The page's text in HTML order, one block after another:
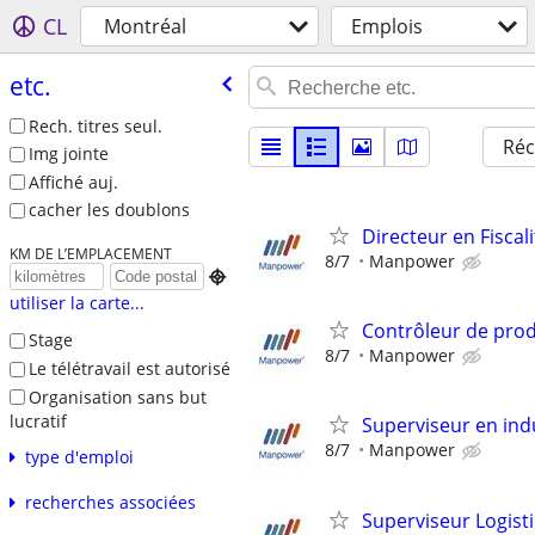
CL Montréal Emplois
etc.
Rech. titres seul.
Img jointe
Affiché auj.
cacher les doublons
KM DE L’EMPLACEMENT

utiliser la carte...
Stage
Le télétravail est autorisé
Organisation sans but
lucratif
type d'emploi
recherches associées
Directeur en
8/7 Manpower
Contrôleur de
8/7 Manpower
Superviseur en
8/7 Manpower
Superviseur